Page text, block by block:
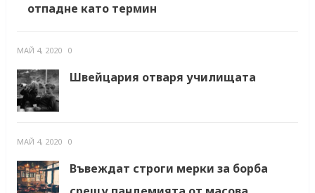
отпадне като термин
МАЙ 4, 2020 0
Швейцария отваря училищата
МАЙ 4, 2020 0
Въвеждат строги мерки за борба